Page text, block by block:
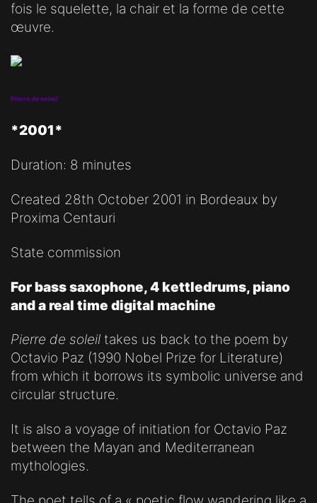
fois le squelette, la chair et la forme de cette
œuvre.
Pierre de soleil
*2001*
Duration: 8 minutes
Created 28th October 2001 in Bordeaux by
Proxima Centauri
State commission
For bass saxophone, 4 kettledrums, piano
and a real time digital machine
Pierre de soleil takes us back to the poem by
Octavio Paz (1990 Nobel Prize for Literature)
from which it borrows its symbolic universe and
circular structure.
It is also a voyage of initiation for Octavio Paz
between the Mayan and Mediterranean
mythologies.